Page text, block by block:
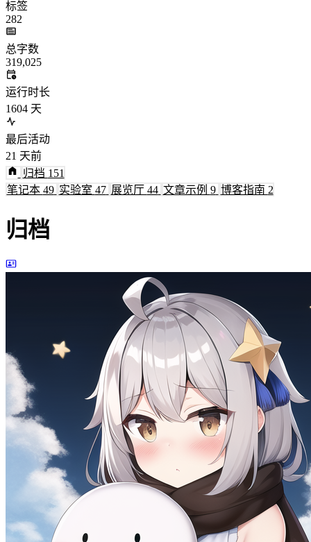
标签
282
总字数
319,025
运行时长
1604 天
最后活动
21 天前
归档 151
笔记本 49 实验室 47 展览厅 44 文章示例 9 博客指南 2
归档